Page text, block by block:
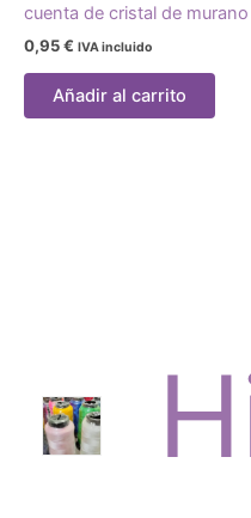
cuenta de cristal de murano
0,95€ IVA incluido
Añadir al carrito